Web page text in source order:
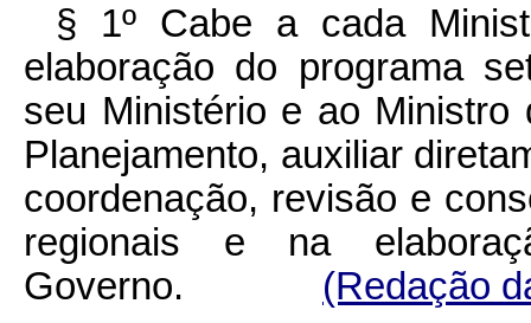
§ 1º Cabe a cada
elaboração do programa
seu Ministério e ao
Planejamento, auxiliar
coordenação, revisão e
regionais e na
Governo. (Redação